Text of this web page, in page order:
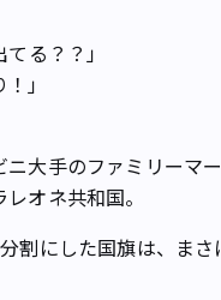
る？？」
」
大手のファミリーマ
オネ共和国。
割にした国旗は、ま